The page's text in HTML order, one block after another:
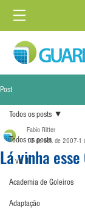
Post
Todos os posts
1 vs. 1
Academia de Goleiros
Adaptação
Todos os posts
Lá vinha
Fabio Ritter
13 de set. de 2007 1